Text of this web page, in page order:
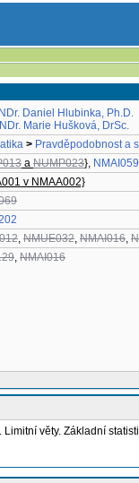
Daniel Hlubinka, Ph.D.
Marie Hušková, DrSc.
> Pravděpodobnost a
a NUMP023}, NMAI059
v NMAA002}
, NMUE032, NMAI016,
, NMAI016
věty. Základní